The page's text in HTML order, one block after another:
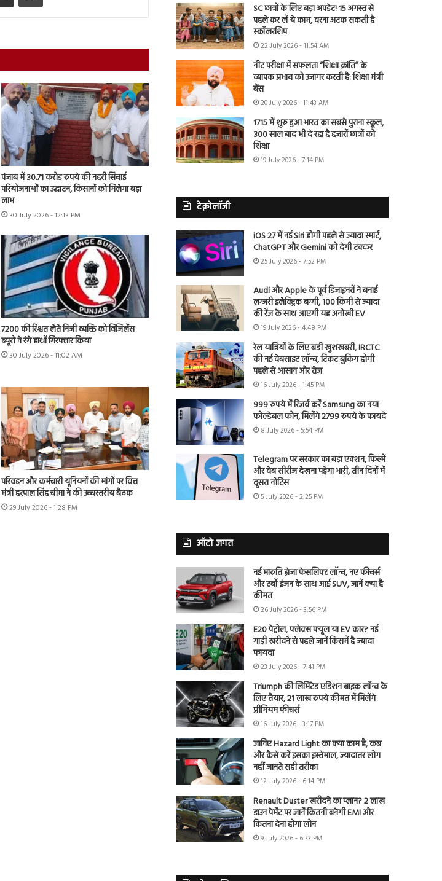
पंजाब में 30.71 करोड़ रुपये की नहरी सिंचाई
परियोजनाओं का उद्घाटन, किसानों को मिलेगा बड़ा
लाभ
30 July 2026 - 12:13 PM
7200 की रिश्वत लेते निजी व्यक्ति को विजिलेंस
ब्यूरो ने रंगे हाथों गिरफ्तार किया
30 July 2026 - 11:02 AM
परिवहन और कर्मचारी यूनियनों की मांगों पर वित्त
मंत्री हरपाल सिंह चीमा ने की उच्चस्तरीय बैठक
29 July 2026 - 1:28 PM
SC छात्रों के लिए बड़ा अपडेट! 15 अगस्त से
पहले कर लें ये काम, वरना अटक सकती है
स्कॉलरशिप
22 July 2026 - 11:54 AM
नीट परीक्षा में सफलता “शिक्षा क्रांति” के
व्यापक प्रभाव को उजागर करती है: शिक्षा मंत्री
बैंस
20 July 2026 - 11:43 AM
1715 में शुरू हुआ भारत का सबसे पुराना स्कूल,
300 साल बाद भी दे रहा है हजारों छात्रों को
शिक्षा
19 July 2026 - 7:14 PM
टेक्नोलॉजी
iOS 27 में नई Siri होगी पहले से ज्यादा स्मार्ट,
ChatGPT और Gemini को देगी टक्कर
25 July 2026 - 7:52 PM
Audi और Apple के पूर्व डिजाइनरों ने बनाई
लग्जरी इलेक्ट्रिक बग्गी, 100 किमी से ज्यादा
की रेंज के साथ आएगी यह अनोखी EV
19 July 2026 - 4:48 PM
रेल यात्रियों के लिए बड़ी खुशखबरी, IRCTC
की नई वेबसाइट लॉन्च, टिकट बुकिंग होगी
पहले से आसान और तेज
16 July 2026 - 1:45 PM
999 रुपये में रिजर्व करें Samsung का नया
फोल्डेबल फोन, मिलेंगे 2799 रुपये के फायदे
8 July 2026 - 5:54 PM
Telegram पर सरकार का बड़ा एक्शन, फिल्में
और वेब सीरीज देखना पड़ेगा भारी, तीन दिनों में
दूसरा नोटिस
5 July 2026 - 2:25 PM
ऑटो जगत
नई मारुति ब्रेजा फेसलिफ्ट लॉन्च, नए फीचर्स
और टर्बो इंजन के साथ आई SUV, जानें क्या है
कीमत
26 July 2026 - 3:56 PM
E20 पेट्रोल, फ्लेक्स फ्यूल या EV कार? नई
गाड़ी खरीदने से पहले जानें किसमें है ज्यादा
फायदा
23 July 2026 - 7:41 PM
Triumph की लिमिटेड एडिशन बाइक लॉन्च के
लिए तैयार, 21 लाख रुपये कीमत में मिलेंगे
प्रीमियम फीचर्स
16 July 2026 - 3:17 PM
जानिए Hazard Light का क्या काम है, कब
और कैसे करें इसका इस्तेमाल, ज्यादातर लोग
नहीं जानते सही तरीका
12 July 2026 - 6:14 PM
Renault Duster खरीदने का प्लान? 2 लाख
डाउन पेमेंट पर जानें कितनी बनेगी EMI और
कितना देना होगा लोन
9 July 2026 - 6:33 PM